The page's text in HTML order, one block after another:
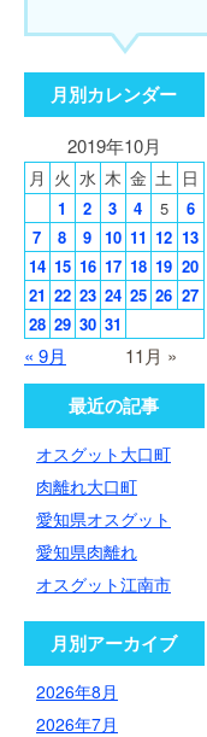
月別カレンダー
2019年10月
月 火 水 木 金 土 日
« 9月 11月 »
1 2 3 4 5
6
7
8 9 10 11 12 13
14 15 16 17 18 19 20
21 22 23 24 25 26 27
28 29 30 31
最近の記事
オスグット大口町
肉離れ大口町
愛知県オスグット
愛知県肉離れ
オスグット江南市
月別アーカイブ
2026年8月
2026年7月